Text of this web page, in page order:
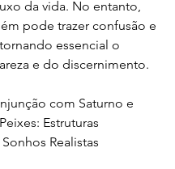
da vida. No entanto,
pode trazer confusão e
essencial o
e do discernimento.
com Saturno e
Estruturas
Realistas